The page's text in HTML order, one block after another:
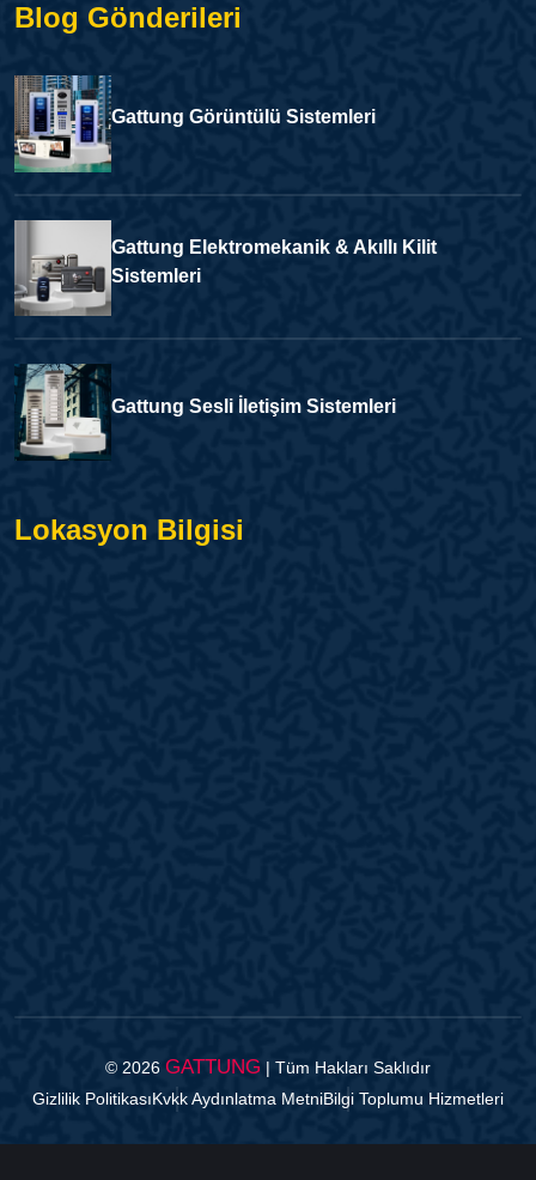
Blog Gönderileri
Gattung Görüntülü Sistemleri
Gattung Elektromekanik & Akıllı Kilit
Sistemleri
Gattung Sesli İletişim Sistemleri
Lokasyon Bilgisi
© 2026 GATTUNG | Tüm Hakları Saklıdır
Gizlilik PolitikasıKvkk Aydınlatma MetniBilgi Toplumu Hizmetleri